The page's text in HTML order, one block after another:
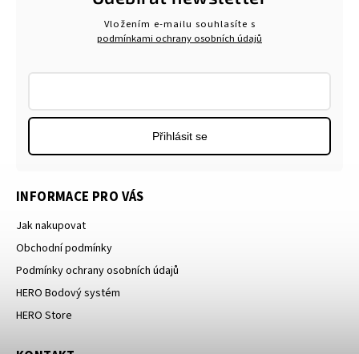
INFORMACE PRO VÁS
Jak nakupovat
Obchodní podmínky
Podmínky ochrany osobních údajů
HERO Bodový systém
HERO Store
Vložením e-mailu souhlasíte s
podmínkami ochrany osobních údajů
Přihlásit se